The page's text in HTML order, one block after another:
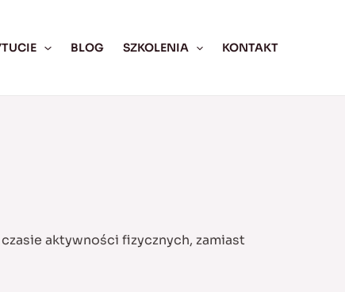
BLOG SZKOLENIA KONTAKT
aktywności fizycznych, zamiast